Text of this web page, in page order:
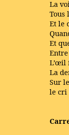
La
Tous
Et le
Et
L’œil
La
Sur
le cri